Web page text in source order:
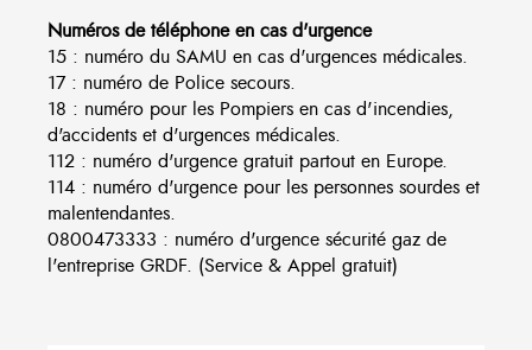
Numéros de téléphone en cas d'urgence
15 : numéro du SAMU en cas d'urgences médicales.
17 : numéro de Police secours.
18 : numéro pour les Pompiers en cas d'incendies,
d'accidents et d'urgences médicales.
112 : numéro d'urgence gratuit partout en Europe.
114 : numéro d'urgence pour les personnes sourdes et
malentendantes.
0800473333 : numéro d'urgence sécurité gaz de
l'entreprise GRDF. (Service & Appel gratuit)